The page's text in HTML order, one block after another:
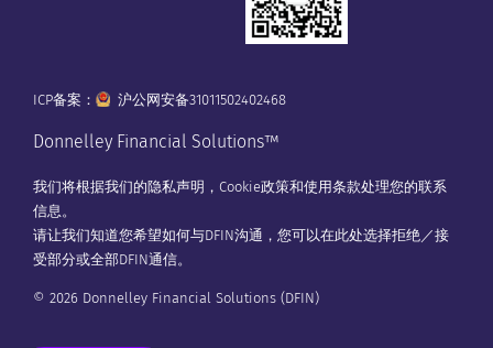
ICP备案： 沪公网安备31011502402468
Donnelley Financial Solutions™
我们将根据我们的隐私声明 ， Cookie政策和使用条款处理您的联系
信息。
请让我们知道您希望如何与DFIN沟通，您可以在此处选择拒绝／接
受部分或全部DFIN通信。
© 2026 Donnelley Financial Solutions (DFIN)